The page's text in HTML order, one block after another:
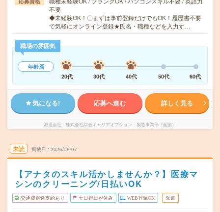
不要
◆未経験OK！〇まずは事前登録だけでもOK！履歴書不要
で気軽にオンライン登録★氏名・職種などを入力す…
職場の雰囲気
年齢層
20代
30代 40代 50代 60代
気になる! 応募へ進む 詳しく見る
派遣会社 株式会社綜合キャリアオプション 製造事業部（全国）
未読 掲載日 2026/08/07
【アナタのスキル活かしませんか？】医療マ
シンのクリーニング/日払いOK
交通費別途支給あり 土日祝日が休み WEB登録OK 派遣